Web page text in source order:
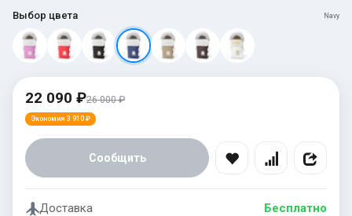
Выбор цвета Navy
22 090 ₽26 000 ₽
Экономия 3 910 ₽
Сообщить
Доставка Бесплатно